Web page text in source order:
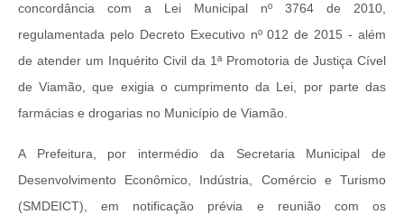
concordância com a Lei Municipal nº 3764 de 2010,
regulamentada pelo Decreto Executivo nº 012 de 2015 - além
de atender um Inquérito Civil da 1ª Promotoria de Justiça Cível
de Viamão, que exigia o cumprimento da Lei, por parte das
farmácias e drogarias no Município de Viamão.
A Prefeitura, por intermédio da Secretaria Municipal de
Desenvolvimento Econômico, Indústria, Comércio e Turismo
(SMDEICT), em notificação prévia e reunião com os